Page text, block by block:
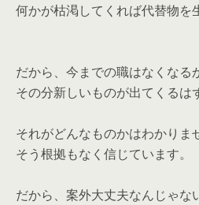
何かが枯渇してくれば代替物を
だから、今までの職はなくなる
その分新しいものが出てくるは
それがどんなものかはわかりま
そう根拠もなく信じています。
だから、案外大丈夫なんじゃな